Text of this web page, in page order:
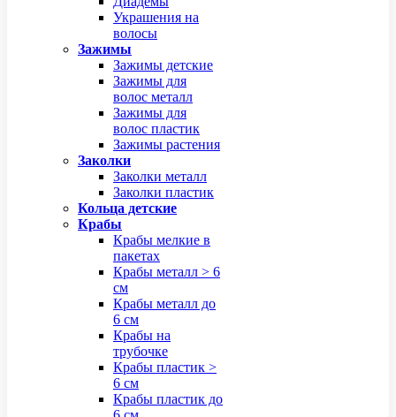
Украшения на
волосы
Зажимы
Зажимы детские
Зажимы для
волос металл
Зажимы для
волос пластик
Зажимы растения
Заколки
Заколки металл
Заколки пластик
Кольца детские
Крабы
Крабы мелкие в
пакетах
Крабы металл > 6
см
Крабы металл до
6 см
Крабы на
трубочке
Крабы пластик >
6 см
Крабы пластик до